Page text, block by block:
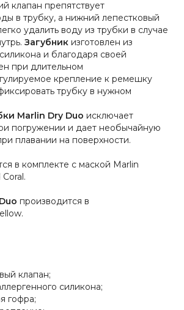
клапан препятствует
в трубку, а нижний лепестковый
удалить воду из трубки в случае
Загубник изготовлен из
и благодаря своей
при длительном
крепление к ремешку
трубку в нужном
Marlin Dry Duo исключает
погружении и дает необычайную
плавании на поверхности.
в комплекте с маской Marlin
.
Duo производится в
.
клапан;
силикона;
гофра;